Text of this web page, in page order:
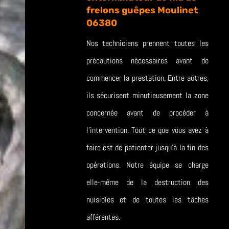
frelons guêpes Moulinet
06380
Nos techniciens prennent toutes les
précautions nécessaires avant de
commencer la prestation. Entre autres,
ils sécurisent minutieusement la zone
concernée avant de procéder à
l’intervention. Tout ce que vous avez à
faire est de patienter jusqu’à la fin des
opérations. Notre équipe se charge
elle-même de la destruction des
nuisibles et de toutes les tâches
afférentes.